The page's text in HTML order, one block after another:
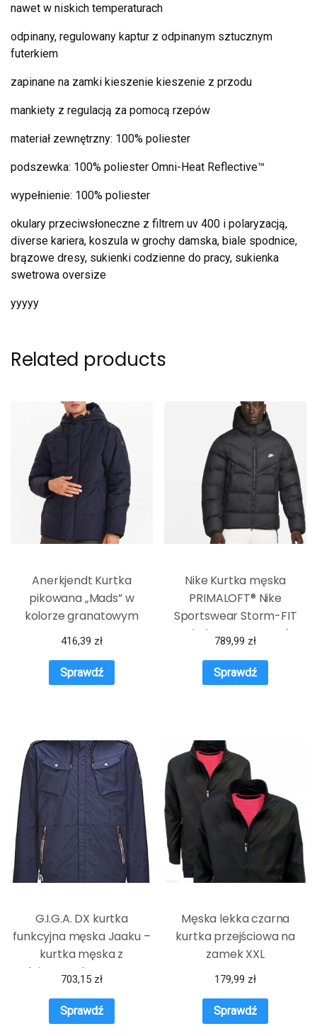
nawet w niskich temperaturach
odpinany, regulowany kaptur z odpinanym sztucznym
futerkiem
zapinane na zamki kieszenie kieszenie z przodu
mankiety z regulacją za pomocą rzepów
materiał zewnętrzny: 100% poliester
podszewka: 100% poliester Omni-Heat Reflective™
wypełnienie: 100% poliester
okulary przeciwsłoneczne z filtrem uv 400 i polaryzacją,
diverse kariera, koszula w grochy damska, biale spodnice,
brązowe dresy, sukienki codzienne do pracy, sukienka
swetrowa oversize
yyyyy
Related products
Anerkjendt Kurtka
pikowana „Mads” w
kolorze granatowym
416,39 zł
Sprawdź
Nike Kurtka męska
PRIMALOFT® Nike
Sportswear Storm-FIT
Windrunner – Czerń
789,99 zł
Sprawdź
G.I.G.A. DX kurtka
funkcyjna męska Jaaku –
kurtka męska z
odpinanym kapturem –
kurtka outdoorowa z
akcesoriami rowerowymi
– Bike to Work grantowy L
703,15 zł
Sprawdź
Męska lekka czarna
kurtka przejściowa na
zamek XXL
179,99 zł
Sprawdź